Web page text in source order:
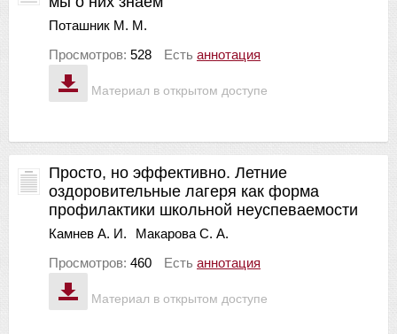
Материал в открытом доступе
Поташник М. М.
Просмотров: 528 Есть аннотация
Материал в открытом доступе
Просто, но эффективно. Летние
оздоровительные лагеря как форма
профилактики школьной неуспеваемости
Камнев А. И.
Макарова С. А.
Просмотров: 460 Есть аннотация